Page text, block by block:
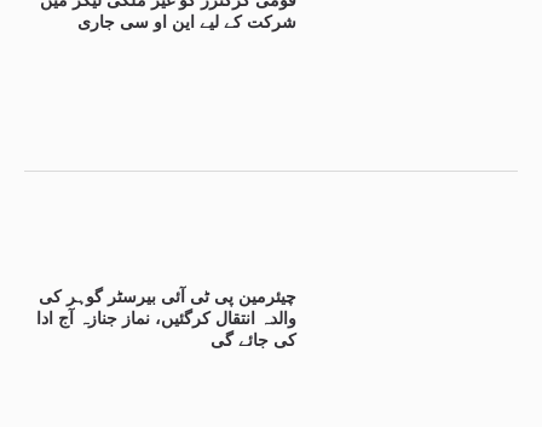
شرکت کے لیے این او سی جاری
چیئرمین پی ٹی آئی بیرسٹر گوہر کی
والدہ انتقال کرگئیں، نماز جنازہ آج ادا
کی جائے گی